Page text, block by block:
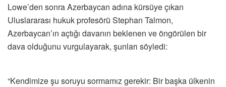
Lowe’den sonra Azerbaycan adına kürsüye çıkan
Uluslararası hukuk profesörü Stephan Talmon,
Azerbaycan’ın açtığı davanın beklenen ve öngörülen bir
dava olduğunu vurgulayarak, şunları söyledi:
“Kendimize şu soruyu sormamız gerekir: Bir başka ülkenin